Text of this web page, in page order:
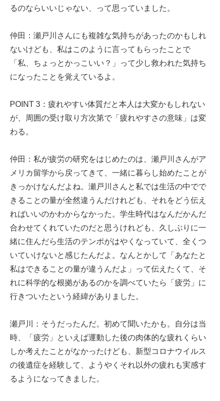
るのならいいじゃない、って思っていました。
仲田：瀬戸川さんにも複雑な気持ちがあったのかもしれ
ないけども、私はこのように言ってもらったことで
「私、ちょっとかっこいい？」って少し救われた気持ち
になったことを覚えているよ。
POINT 3：疲れやすい体質だと本人は大変かもしれない
が、周囲の受け取り方次第で「疲れやすさの意味」は変
わる。
仲田：私が疲労の研究をはじめたのは、瀬戸川さんがア
メリカ留学から戻ってきて、一緒に暮らし始めたことが
きっかけなんだよね。瀬戸川さんと私では生活の中でで
きることの量が全然違うんだけれども、それをどう伝え
ればいいのかわからなかった。学生時代はなんだかんだ
合わせてくれていたのだと思うけれども、久しぶりに一
緒に住んだら生活のテンポがはやくなっていて、全くつ
いていけないと感じたんだよ。なんとかして「あなたと
私はできることの量が違うんだよ」って伝えたくて、そ
れに科学的な根拠があるのかを調べていたら「疲労」に
行きついたという経緯がありました。
瀬戸川：そうだったんだ。初めて聞いたかも。自分は当
時、「疲労」といえば運動した後の肉体的な疲れくらい
しか考えたことがなかったけども、新型コロナウイルス
の後遺症を経験して、ようやくそれ以外の疲れも実感す
るようになってきました。